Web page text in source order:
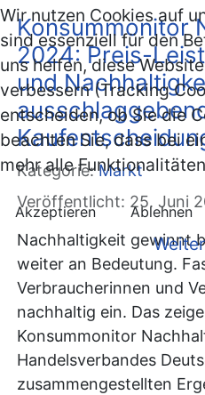
Konsummonitor
2024: Preis-
und
Kategorie:Markt
Veröffentlicht: 25. Juni
Nachhaltigkeit gewinnt
weiter an Bedeutung.
Verbraucherinnen und
nachhaltig ein. Das
Konsummonitor
Handelsverbandes
zusammengestellten
Wir nutzen Cookies auf
sind essenziell für den
uns helfen, diese
verbessern (Tracking
entscheiden, ob Sie die
beachten Sie, dass bei
mehr alle
Akzeptieren Ablehnen